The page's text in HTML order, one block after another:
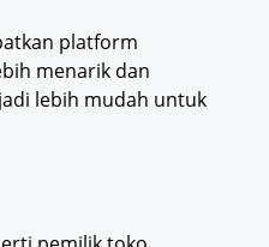
platform
menarik dan
lebih mudah untuk